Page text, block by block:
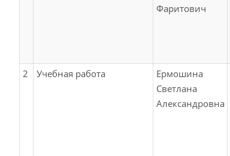
Фаритович
2
Учебная работа
Ермошина
Светлана
Александровна